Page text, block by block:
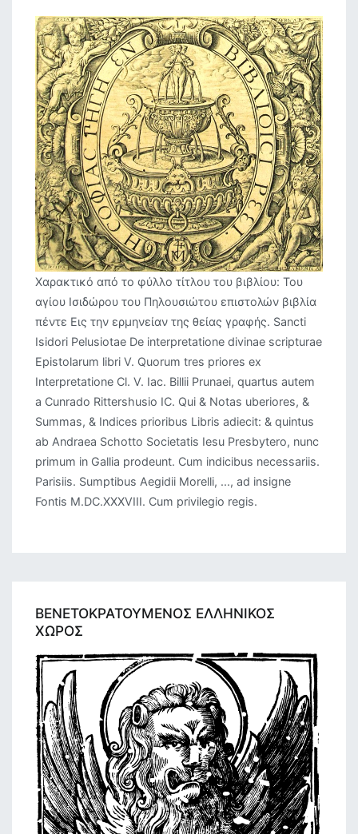
Χαρακτικό από το φύλλο τίτλου του βιβλίου: Του
αγίου Ισιδώρου του Πηλουσιώτου επιστολών βιβλία
πέντε Εις την ερμηνείαν της θείας γραφής. Sancti
Isidori Pelusiotae De interpretatione divinae scripturae
Epistolarum libri V. Quorum tres priores ex
Interpretatione Cl. V. Iac. Billii Prunaei, quartus autem
a Cunrado Rittershusio IC. Qui & Notas uberiores, &
Summas, & Indices prioribus Libris adiecit: & quintus
ab Andraea Schotto Societatis Iesu Presbytero, nunc
primum in Gallia prodeunt. Cum indicibus necessariis.
Parisiis. Sumptibus Aegidii Morelli, ..., ad insigne
Fontis M.DC.XXXVIII. Cum privilegio regis.
ΒΕΝΕΤΟΚΡΑΤΟΥΜΕΝΟΣ ΕΛΛΗΝΙΚΟΣ
ΧΩΡΟΣ